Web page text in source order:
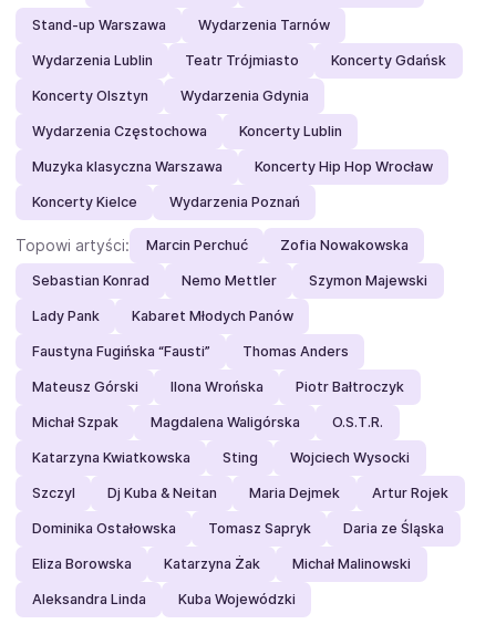
Stand-up Warszawa Wydarzenia Tarnów
Wydarzenia Lublin Teatr Trójmiasto Koncerty Gdańsk
Koncerty Olsztyn Wydarzenia Gdynia
Wydarzenia Częstochowa Koncerty Lublin
Muzyka klasyczna Warszawa Koncerty Hip Hop Wrocław
Koncerty Kielce Wydarzenia Poznań
Topowi artyści: Marcin Perchuć Zofia Nowakowska
Sebastian Konrad Nemo Mettler Szymon Majewski
Lady Pank Kabaret Młodych Panów
Faustyna Fugińska “Fausti” Thomas Anders
Mateusz Górski Ilona Wrońska Piotr Bałtroczyk
Michał Szpak Magdalena Waligórska O.S.T.R.
Katarzyna Kwiatkowska Sting Wojciech Wysocki
Szczyl Dj Kuba & Neitan Maria Dejmek Artur Rojek
Dominika Ostałowska Tomasz Sapryk Daria ze Śląska
Eliza Borowska Katarzyna Żak Michał Malinowski
Aleksandra Linda Kuba Wojewódzki